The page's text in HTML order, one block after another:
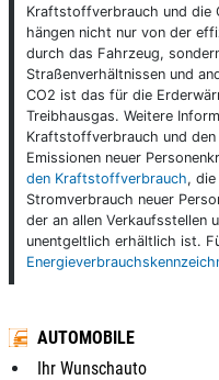
Kraftstoffverbrauch und die
hängen nicht nur von der
durch das Fahrzeug,
Straßenverhältnissen und
CO2 ist das für die
Treibhausgas. Weitere
Kraftstoffverbrauch und
Emissionen neuer
den Kraftstoffverbrauch, die
Stromverbrauch neuer
der an allen Verkaufsstellen
unentgeltlich erhältlich ist.
AUTOMOBILE
Ihr Wunschauto